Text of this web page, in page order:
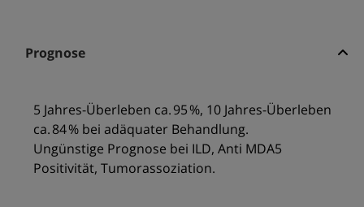
Prognose
5 Jahres-Überleben ca. 95 %, 10 Jahres-Überleben
ca. 84 % bei adäquater Behandlung.
Ungünstige Prognose bei ILD, Anti MDA5
Positivität, Tumorassoziation.